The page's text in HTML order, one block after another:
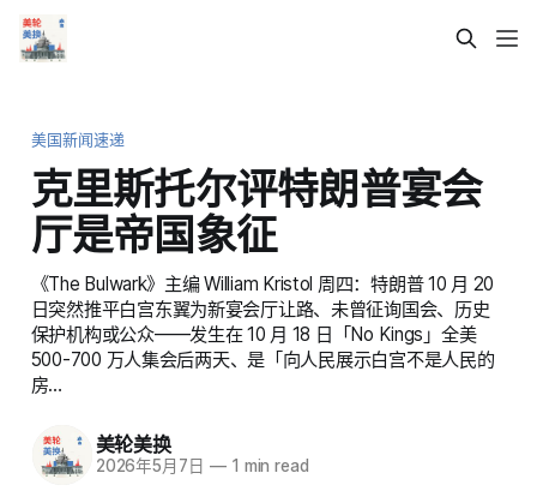
美国新闻速递
克里斯托尔评特朗普宴会
厅是帝国象征
《The Bulwark》主编 William Kristol 周四：特朗普 10 月 20
日突然推平白宫东翼为新宴会厅让路、未曾征询国会、历史
保护机构或公众——发生在 10 月 18 日「No Kings」全美
500-700 万人集会后两天、是「向人民展示白宫不是人民的
房…
美轮美换
2026年5月7日 —1 min read